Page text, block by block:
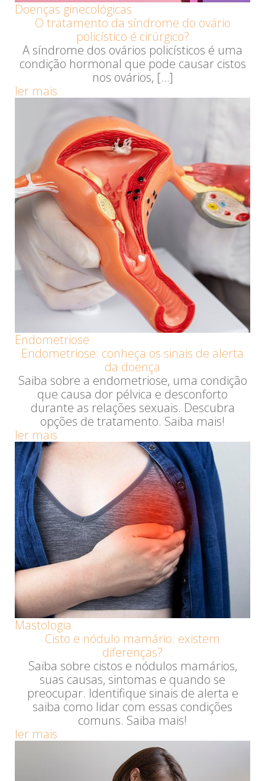
Doenças ginecológicas
O tratamento da síndrome do ovário
policístico é cirúrgico?
A síndrome dos ovários policísticos é uma
condição hormonal que pode causar cistos
nos ovários, […]
ler mais
Endometriose
Endometriose: conheça os sinais de alerta
da doença
Saiba sobre a endometriose, uma condição
que causa dor pélvica e desconforto
durante as relações sexuais. Descubra
opções de tratamento. Saiba mais!
ler mais
Mastologia
Cisto e nódulo mamário: existem
diferenças?
Saiba sobre cistos e nódulos mamários,
suas causas, sintomas e quando se
preocupar. Identifique sinais de alerta e
saiba como lidar com essas condições
comuns. Saiba mais!
ler mais